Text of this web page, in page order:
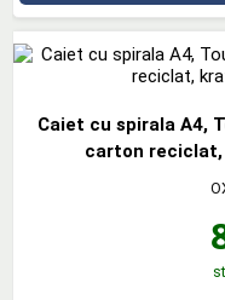
Caiet cu spirala A4,
carton